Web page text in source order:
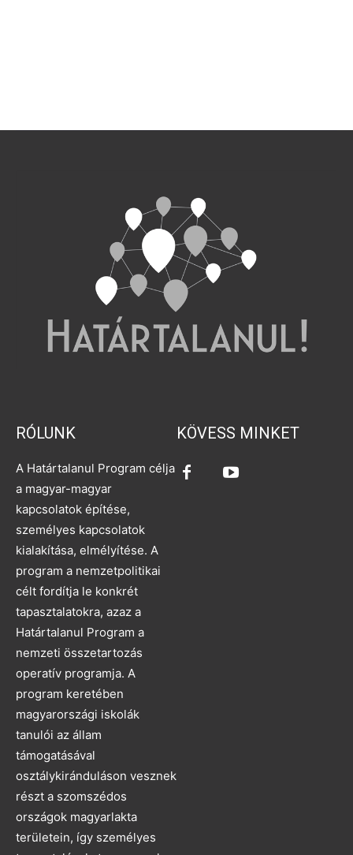
RÓLUNK
A Határtalanul Program célja
a magyar-magyar
kapcsolatok építése,
személyes kapcsolatok
kialakítása, elmélyítése. A
program a nemzetpolitikai
célt fordítja le konkrét
tapasztalatokra, azaz a
Határtalanul Program a
nemzeti összetartozás
operatív programja. A
program keretében
magyarországi iskolák
tanulói az állam
támogatásával
osztálykiránduláson vesznek
részt a szomszédos
országok magyarlakta
területein, így személyes
KÖVESS MINKET